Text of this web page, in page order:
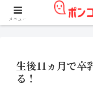
アフィリエイト広告を
生後11ヵ月で卒
る！
メニュー